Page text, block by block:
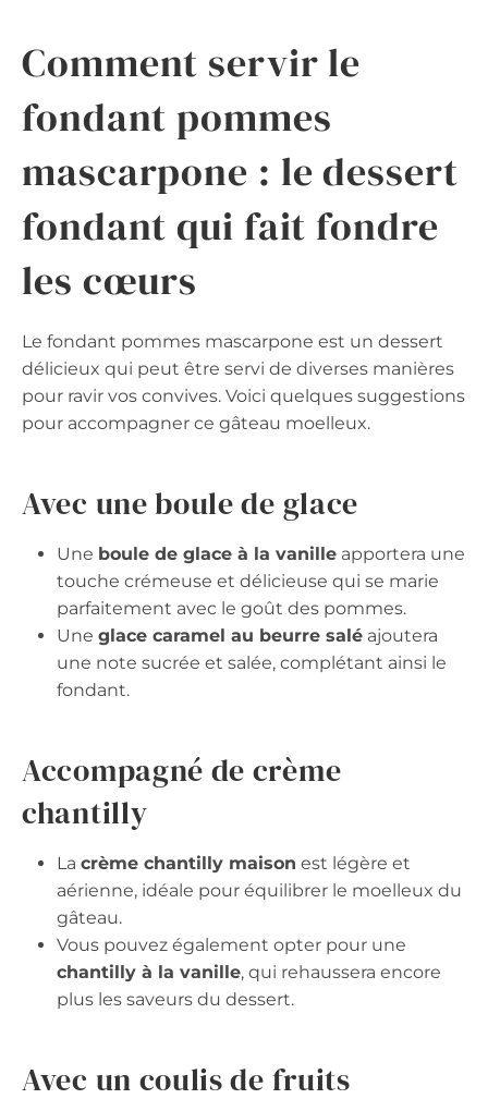
Comment servir le
fondant pommes
mascarpone : le dessert
fondant qui fait fondre
les cœurs
Le fondant pommes mascarpone est un dessert
délicieux qui peut être servi de diverses manières
pour ravir vos convives. Voici quelques suggestions
pour accompagner ce gâteau moelleux.
Avec une boule de glace
Une boule de glace à la vanille apportera une
touche crémeuse et délicieuse qui se marie
parfaitement avec le goût des pommes.
Une glace caramel au beurre salé ajoutera
une note sucrée et salée, complétant ainsi le
fondant.
Accompagné de crème
chantilly
La crème chantilly maison est légère et
aérienne, idéale pour équilibrer le moelleux du
gâteau.
Vous pouvez également opter pour une
chantilly à la vanille, qui rehaussera encore
plus les saveurs du dessert.
Avec un coulis de fruits